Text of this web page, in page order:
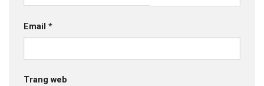
Email *
Trang web